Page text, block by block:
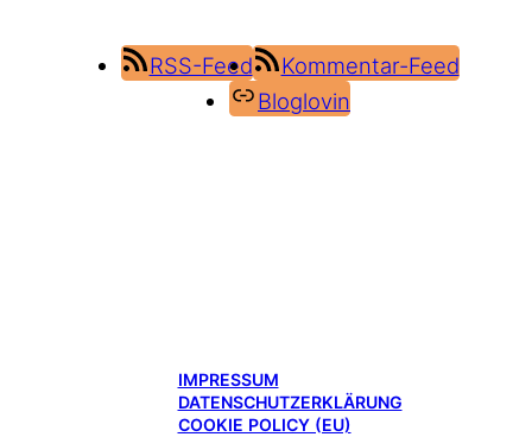
RSS-Feed
Kommentar-Feed
Bloglovin
IMPRESSUM
DATENSCHUTZERKLÄRUNG
COOKIE POLICY (EU)